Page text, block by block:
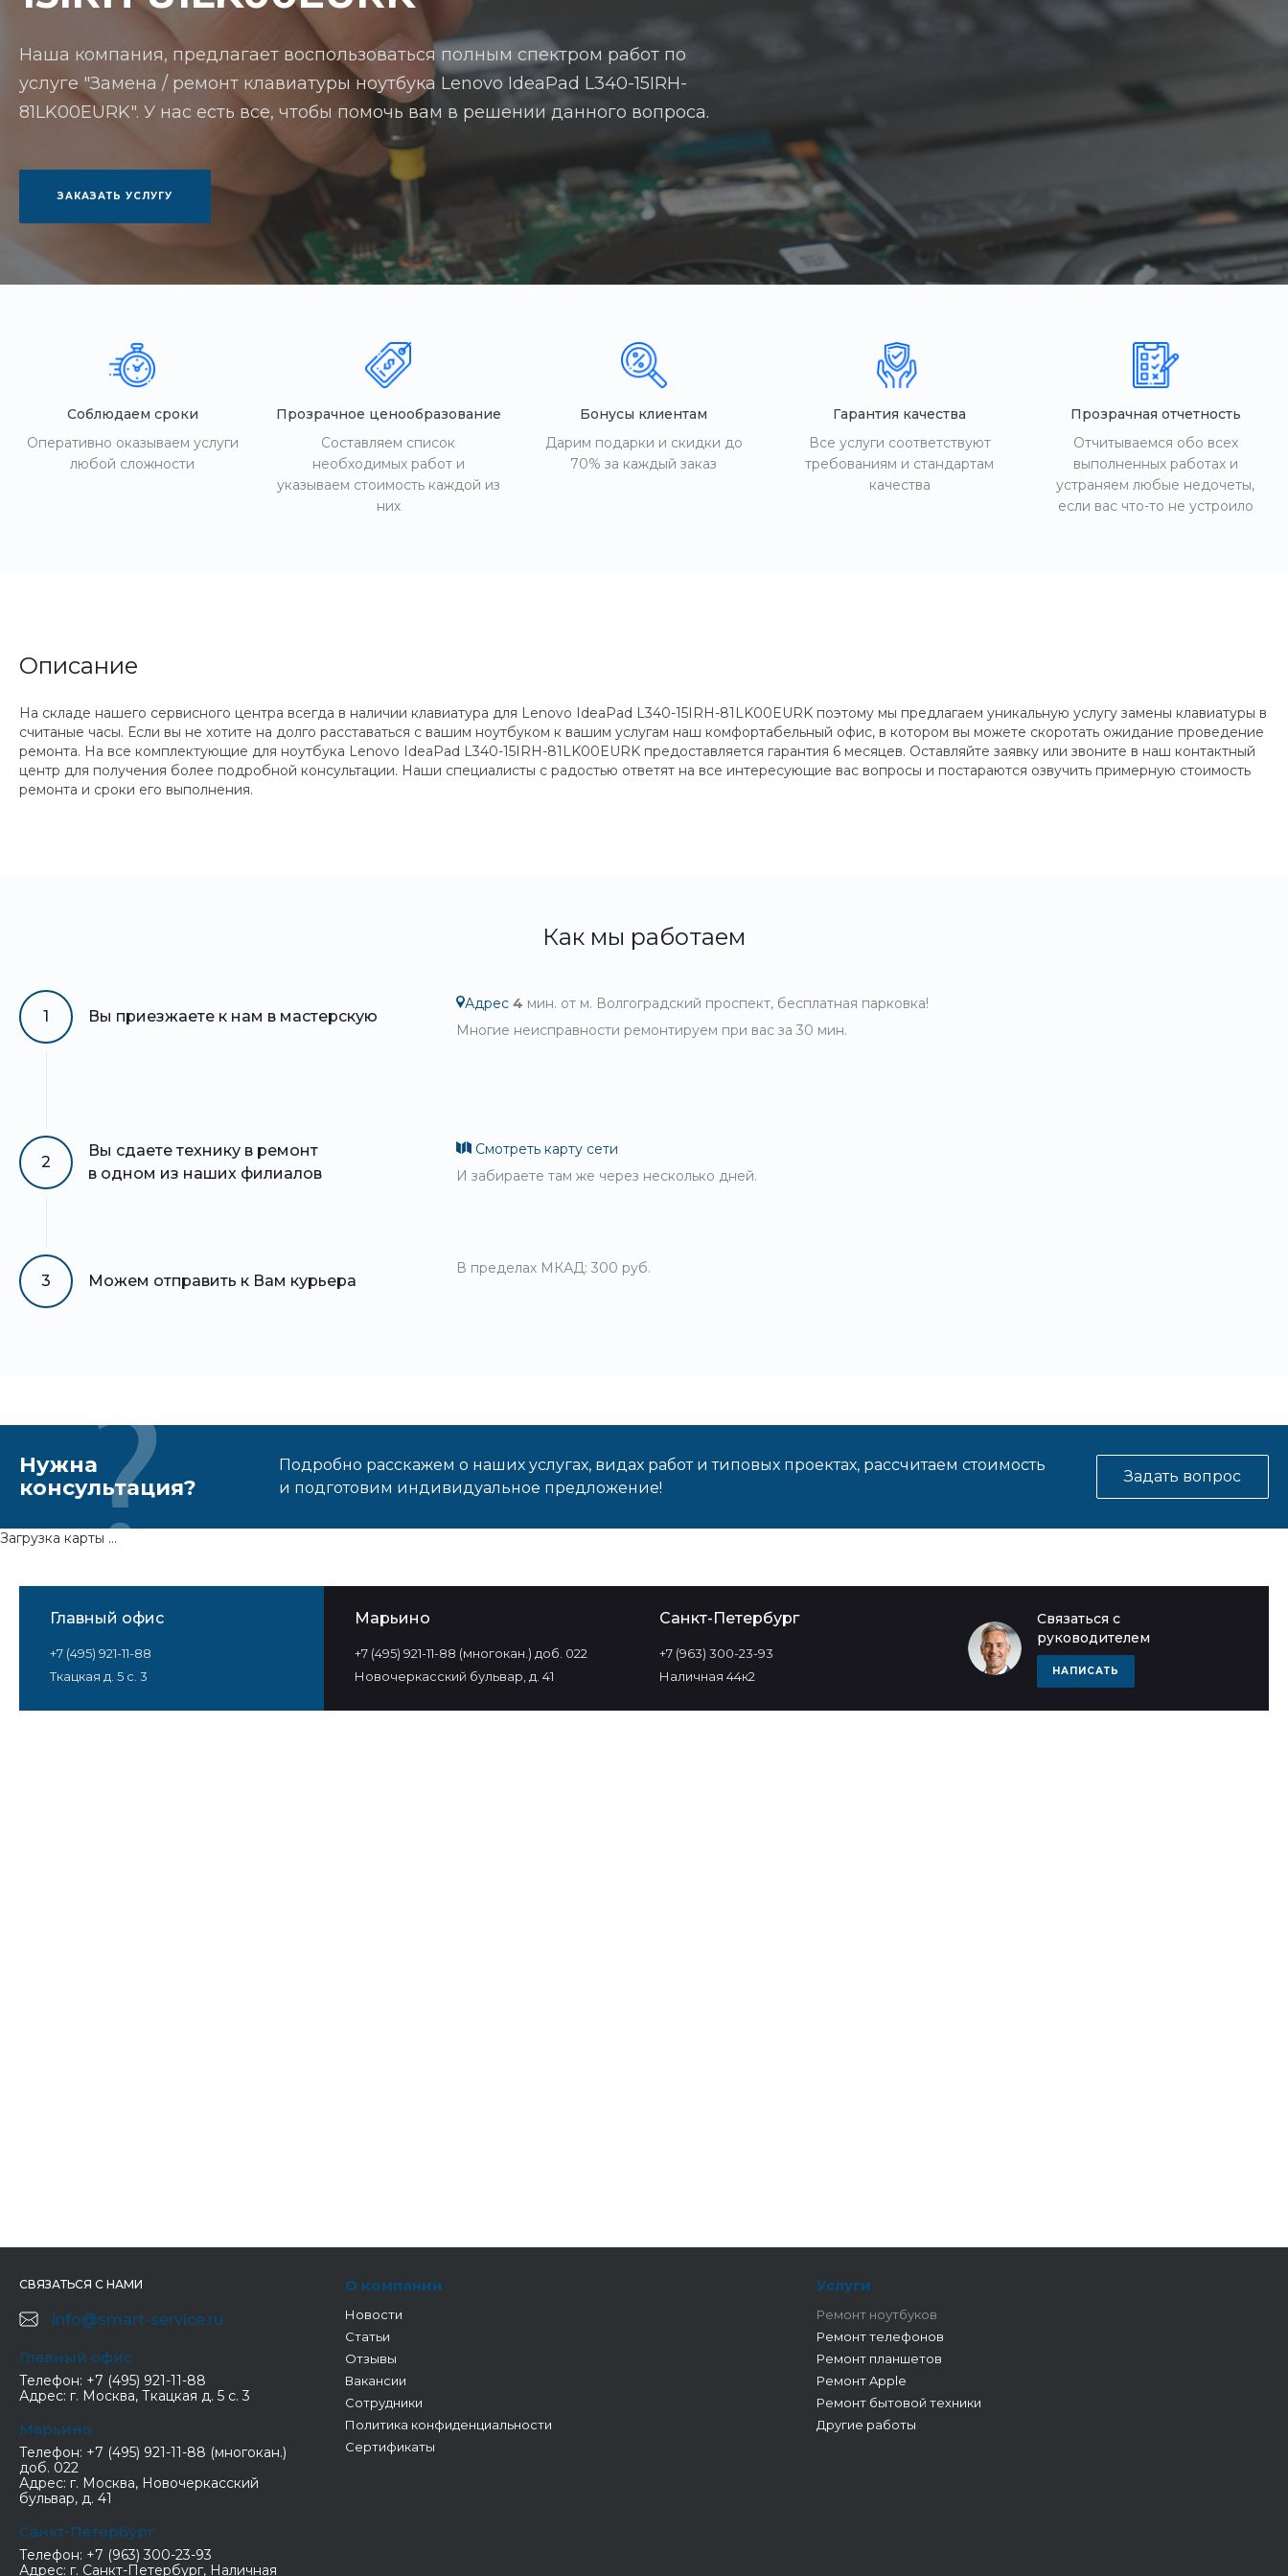
Наша компания, предлагает воспользоваться полным спектром работ по
услуге "Замена / ремонт клавиатуры ноутбука Lenovo IdeaPad L340-15IRH-
81LK00EURK". У нас есть все, чтобы помочь вам в решении данного вопроса.
ЗАКАЗАТЬ УСЛУГУ
Соблюдаем сроки
Оперативно оказываем услуги
любой сложности
Прозрачное ценообразование
Составляем список
необходимых работ и
указываем стоимость каждой из
них
Бонусы клиентам
Дарим подарки и скидки до
70% за каждый заказ
Гарантия качества
Все услуги соответствуют
требованиям и стандартам
качества
Прозрачная отчетность
Отчитываемся обо всех
выполненных работах и
устраняем любые недочеты,
если вас что-то не устроило
Описание
На складе нашего сервисного центра всегда в наличии клавиатура для Lenovo IdeaPad L340-15IRH-81LK00EURK поэтому мы предлагаем уникальную услугу замены клавиатуры в
считаные часы. Если вы не хотите на долго расставаться с вашим ноутбуком к вашим услугам наш комфортабельный офис, в котором вы можете скоротать ожидание проведение
ремонта. На все комплектующие для ноутбука Lenovo IdeaPad L340-15IRH-81LK00EURK предоставляется гарантия 6 месяцев. Оставляйте заявку или звоните в наш контактный
центр для получения более подробной консультации. Наши специалисты с радостью ответят на все интересующие вас вопросы и постараются озвучить примерную стоимость
ремонта и сроки его выполнения.
Как мы работаем
1 Вы приезжаете к нам в мастерскую
Адрес 4 мин. от м. Волгоградский проспект, бесплатная парковка!
Многие неисправности ремонтируем при вас за 30 мин.
2
Вы сдаете технику в ремонт
в одном из наших филиалов
Смотреть карту сети
И забираете там же через несколько дней.
3 Можем отправить к Вам курьера
В пределах МКАД: 300 руб.
Нужна
консультация?
Подробно расскажем о наших услугах, видах работ и типовых проектах, рассчитаем стоимость
и подготовим индивидуальное предложение!
Задать вопрос
Связаться с
руководителем
НАПИСАТЬ
Главный офис
+7 (495) 921-11-88
Ткацкая д. 5 с. 3
Марьино
+7 (495) 921-11-88 (многокан.) доб. 022
Новочеркасский бульвар, д. 41
Санкт-Петербург
+7 (963) 300-23-93
Наличная 44к2
Загрузка карты ...
СВЯЗАТЬСЯ С НАМИ
info@smart-service.ru
Главный офис
Телефон: +7 (495) 921-11-88
Адрес: г. Москва, Ткацкая д. 5 с. 3
Марьино
Телефон: +7 (495) 921-11-88 (многокан.)
доб. 022
Адрес: г. Москва, Новочеркасский
бульвар, д. 41
Санкт-Петербург
Телефон: +7 (963) 300-23-93
Адрес: г. Санкт-Петербург, Наличная
О компании
Новости
Статьи
Отзывы
Вакансии
Сотрудники
Политика конфиденциальности
Сертификаты
Услуги
Ремонт ноутбуков
Ремонт телефонов
Ремонт планшетов
Ремонт Apple
Ремонт бытовой техники
Другие работы